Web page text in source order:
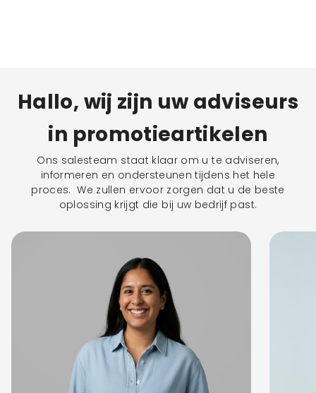
Hallo, wij zijn uw adviseurs
in promotieartikelen
Ons salesteam staat klaar om u te adviseren,
informeren en ondersteunen tijdens het hele
proces. We zullen ervoor zorgen dat u de beste
oplossing krijgt die bij uw bedrijf past.